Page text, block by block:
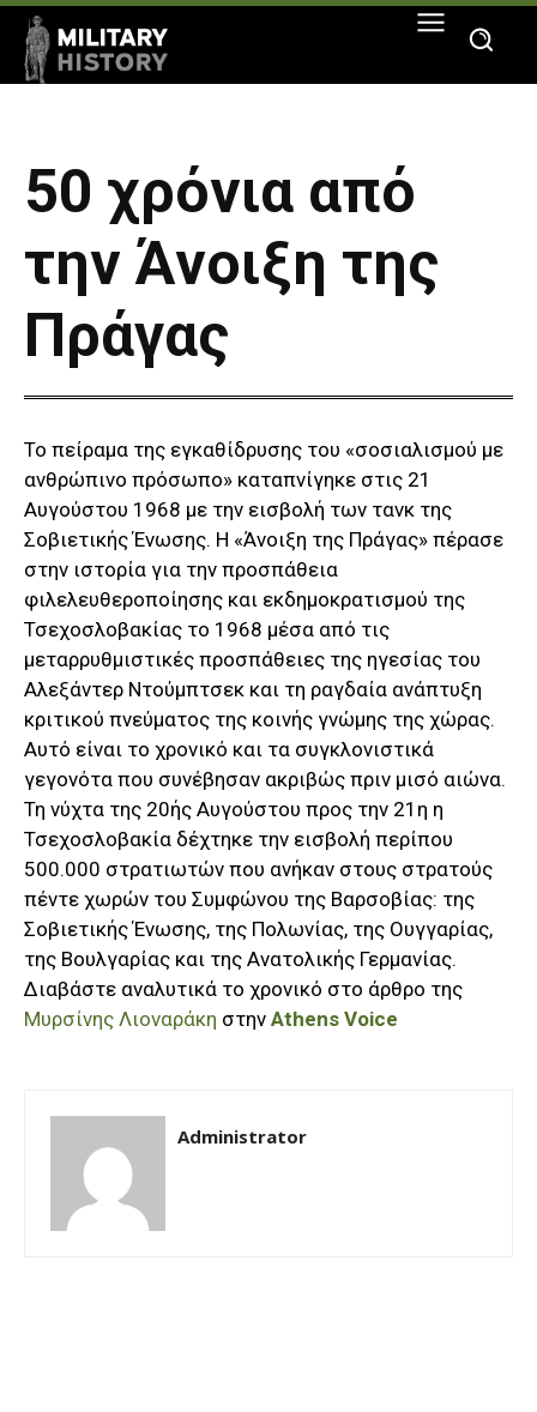
50 χρόνια από
την Άνοιξη της
Πράγας
Το πείραμα της εγκαθίδρυσης του «σοσιαλισμού με
ανθρώπινο πρόσωπο» καταπνίγηκε στις 21
Αυγούστου 1968 με την εισβολή των τανκ της
Σοβιετικής Ένωσης. Η «Άνοιξη της Πράγας» πέρασε
στην ιστορία για την προσπάθεια
φιλελευθεροποίησης και εκδημοκρατισμού της
Τσεχοσλοβακίας το 1968 μέσα από τις
μεταρρυθμιστικές προσπάθειες της ηγεσίας του
Αλεξάντερ Ντούμπτσεκ και τη ραγδαία ανάπτυξη
κριτικού πνεύματος της κοινής γνώμης της χώρας.
Αυτό είναι το χρονικό και τα συγκλονιστικά
γεγονότα που συνέβησαν ακριβώς πριν μισό αιώνα.
Τη νύχτα της 20ής Αυγούστου προς την 21η η
Τσεχοσλοβακία δέχτηκε την εισβολή περίπου
500.000 στρατιωτών που ανήκαν στους στρατούς
πέντε χωρών του Συμφώνου της Βαρσοβίας: της
Σοβιετικής Ένωσης, της Πολωνίας, της Ουγγαρίας,
της Βουλγαρίας και της Ανατολικής Γερμανίας.
Διαβάστε αναλυτικά το χρονικό στο άρθρο της
Μυρσίνης Λιοναράκη στην Athens Voice
Administrator